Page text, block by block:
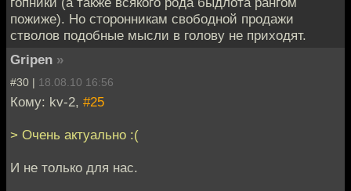
пожиже). Но сторонникам свободной продажи
стволов подобные мысли в голову не приходят.
Gripen »
#30 | 18.08.10 16:56
Кому: kv-2, #25
> Очень актуально :(
И не только для нас.